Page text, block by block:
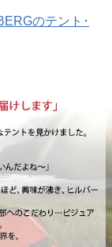
のテント･